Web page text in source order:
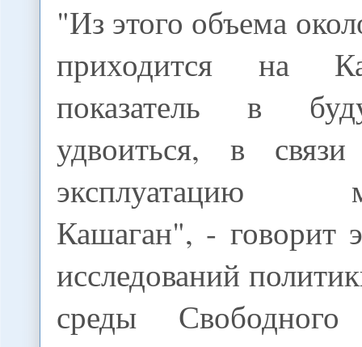
"Из этого объема
приходится на
показатель в
удвоиться, в
эксплуатацию
Кашаган", - говорит
исследований
среды Свободного